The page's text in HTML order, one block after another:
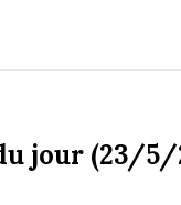
jour (23/5/